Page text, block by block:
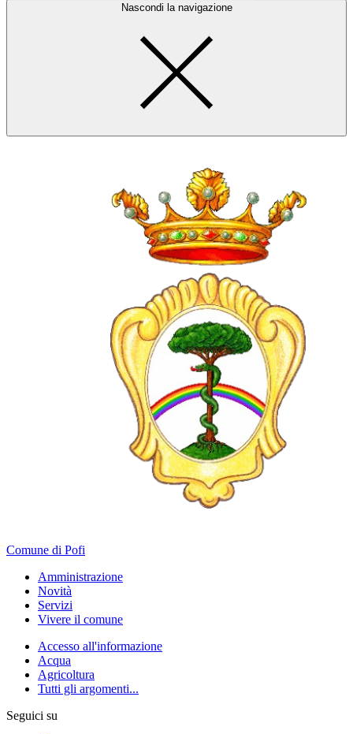
Nascondi la navigazione
Comune di Pofi
Amministrazione
Novità
Servizi
Vivere il comune
Accesso all'informazione
Acqua
Agricoltura
Tutti gli argomenti...
Seguici su